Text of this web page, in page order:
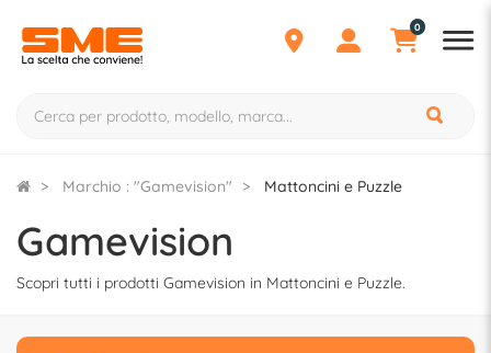
0
Marchio : "Gamevision" Mattoncini e Puzzle
Gamevision
Scopri tutti i prodotti Gamevision in Mattoncini e Puzzle.